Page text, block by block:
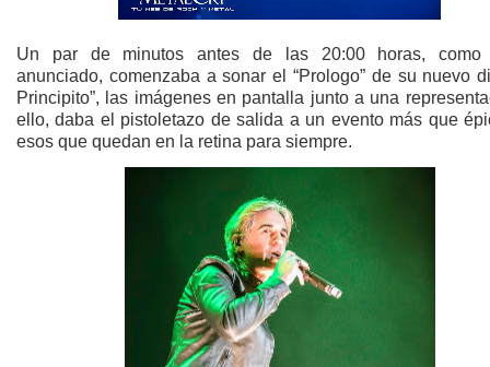
Un par de minutos antes de las 20:00 horas, como
anunciado, comenzaba a sonar el “Prologo” de su nuevo
Principito”, las imágenes en pantalla junto a una
ello, daba el pistoletazo de salida a un evento más que
esos que quedan en la retina para siempre.